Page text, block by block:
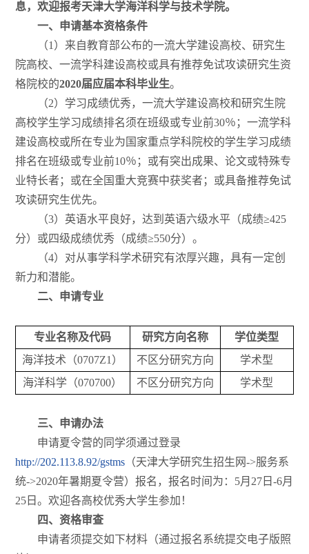
息，欢迎报考天津大学海洋科学与技术学院。
一、申请基本资格条件
（1）来自教育部公布的一流大学建设高校、研究生
院高校、一流学科建设高校或具有推荐免试攻读研究生资
格院校的2020届应届本科毕业生。
（2）学习成绩优秀，一流大学建设高校和研究生院
高校学生学习成绩排名须在班级或专业前30％；一流学科
建设高校或所在专业为国家重点学科院校的学生学习成绩
排名在班级或专业前10％；或有突出成果、论文或特殊专
业特长者；或在全国重大竞赛中获奖者；或具备推荐免试
攻读研究生优先。
（3）英语水平良好，达到英语六级水平（成绩≥425
分）或四级成绩优秀（成绩≥550分）。
（4）对从事学科学术研究有浓厚兴趣，具有一定创
新力和潜能。
二、申请专业
专业名称及代码 研究方向名称
学位类型
海洋技术（0707Z1）
不区分研究方向
学术型
海洋科学（070700）
不区分研究方向 学术型
三、申请办法
申请夏令营的同学须通过登录
http://202.113.8.92/gstms（天津大学研究生招生网->服务系
统->2020年暑期夏令营）报名，报名时间为：5月27日-6月
25日。欢迎各高校优秀大学生参加！
四、资格审查
申请者须提交如下材料（通过报名系统提交电子版照